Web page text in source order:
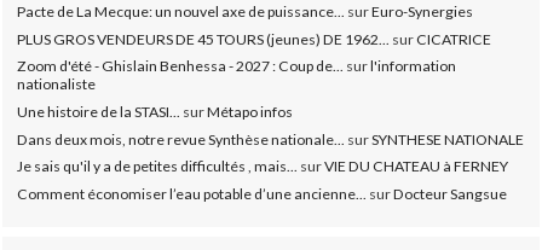
Pacte de La Mecque: un nouvel axe de puissance... surEuro-Synergies
PLUS GROS VENDEURS DE 45 TOURS (jeunes) DE 1962...
surCICATRICE
Zoom d'été - Ghislain Benhessa - 2027 : Coup de... surl'information
nationaliste
Une histoire de la STASI... surMétapo infos
Dans deux mois, notre revue Synthèse nationale...
surSYNTHESE NATIONALE
Je sais qu'il y a de petites difficultés , mais... surVIE DU CHATEAU à FERNEY
Comment économiser l’eau potable d’une ancienne...
surDocteur Sangsue